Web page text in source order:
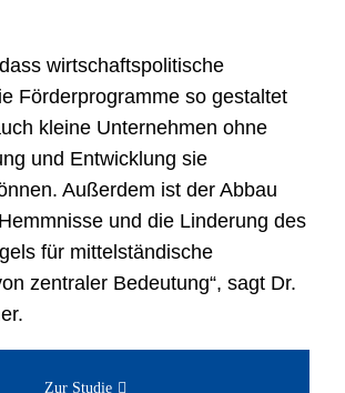
wirtschaftspolitische
Förderprogramme so gestaltet
kleine Unternehmen ohne
und Entwicklung sie
Außerdem ist der Abbau
und die Linderung des
für mittelständische
zentraler Bedeutung“, sagt Dr.
Zur Studie